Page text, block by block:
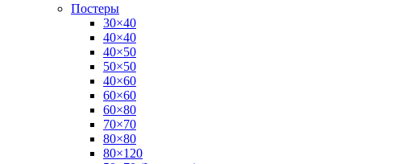
Постеры
30×40
40×40
40×50
50×50
40×60
60×60
60×80
70×70
80×80
80×120